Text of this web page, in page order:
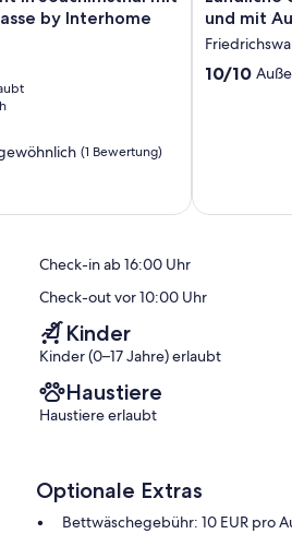
by Interhome
(1 Bewertung)
Unterkunft
Seenähe
und
und mit
10.0
10/10
Check-in ab 16:00 Uhr
Check-out vor 10:00 Uhr
Kinder
Kinder (0–17 Jahre) erlaubt
Haustiere
Haustiere erlaubt
Optionale Extras
Bettwäschegebühr: 10 EUR pro